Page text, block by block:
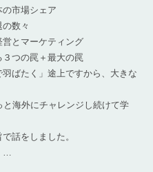
の市場シェア
数々
営とマーケティング
３つの罠＋最大の罠
ばたく」途上ですから、大きな
海外にチャレンジし続けて学
話をしました。
…